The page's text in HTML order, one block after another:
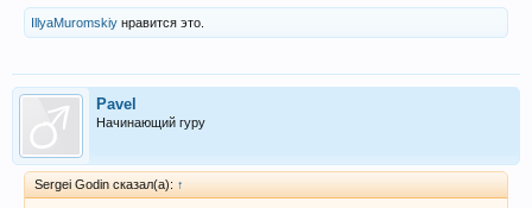
IllyaMuromskiy нравится это.
Pavel
Начинающий гуру
Sergei Godin сказал(а): ↑